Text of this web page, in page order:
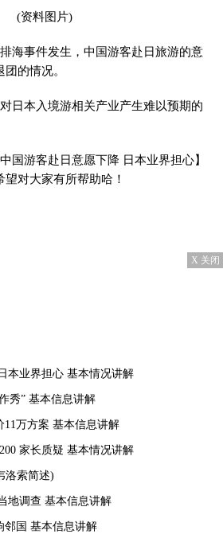
(资料图片)
海事件发生，中国游客赴日旅游的意
的情况。
日本入境游相关产业产生难以预期的
国游客赴日意愿下降 日本业界担心】
对大家有所帮助哈！
X 关闭
本业界担心 基本情况讲解
秀” 基本信息讲解
万方案 基本信息讲解
家长质疑 基本情况讲解
洛索简述)
地调查 基本信息讲解
邻国 基本信息讲解